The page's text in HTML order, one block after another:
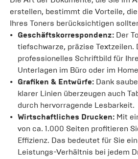
erstellen, bestimmt die Vorteile, die
Ihres Toners berücksichtigen
Geschäftskorrespondenz: Der
tiefschwarze, präzise Textzeilen.
professionelles Schriftbild für
Unterlagen im Büro oder im
Grafiken & Entwürfe: Dank
klarer Linien überzeugen auch
durch hervorragende Lesbarkeit.
Wirtschaftliches Drucken: Mit
von ca. 1.000 Seiten profitieren
Effizienz. Das bedeutet für Sie
Leistungs-Verhältnis bei jedem